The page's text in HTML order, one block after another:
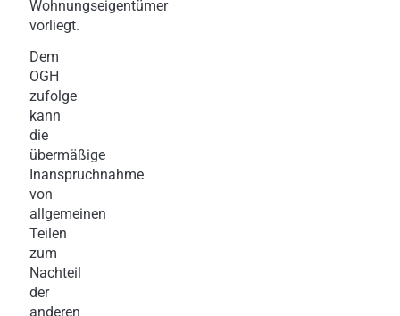
Wohnungseigentümer
vorliegt.
Dem
OGH
zufolge
kann
die
übermäßige
Inanspruchnahme
von
allgemeinen
Teilen
zum
Nachteil
der
anderen